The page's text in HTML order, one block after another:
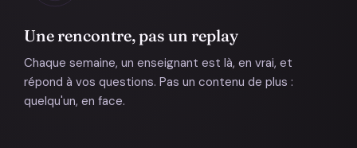
Une rencontre, pas un replay
Chaque semaine, un enseignant est là, en vrai, et
répond à vos questions. Pas un contenu de plus :
quelqu'un, en face.